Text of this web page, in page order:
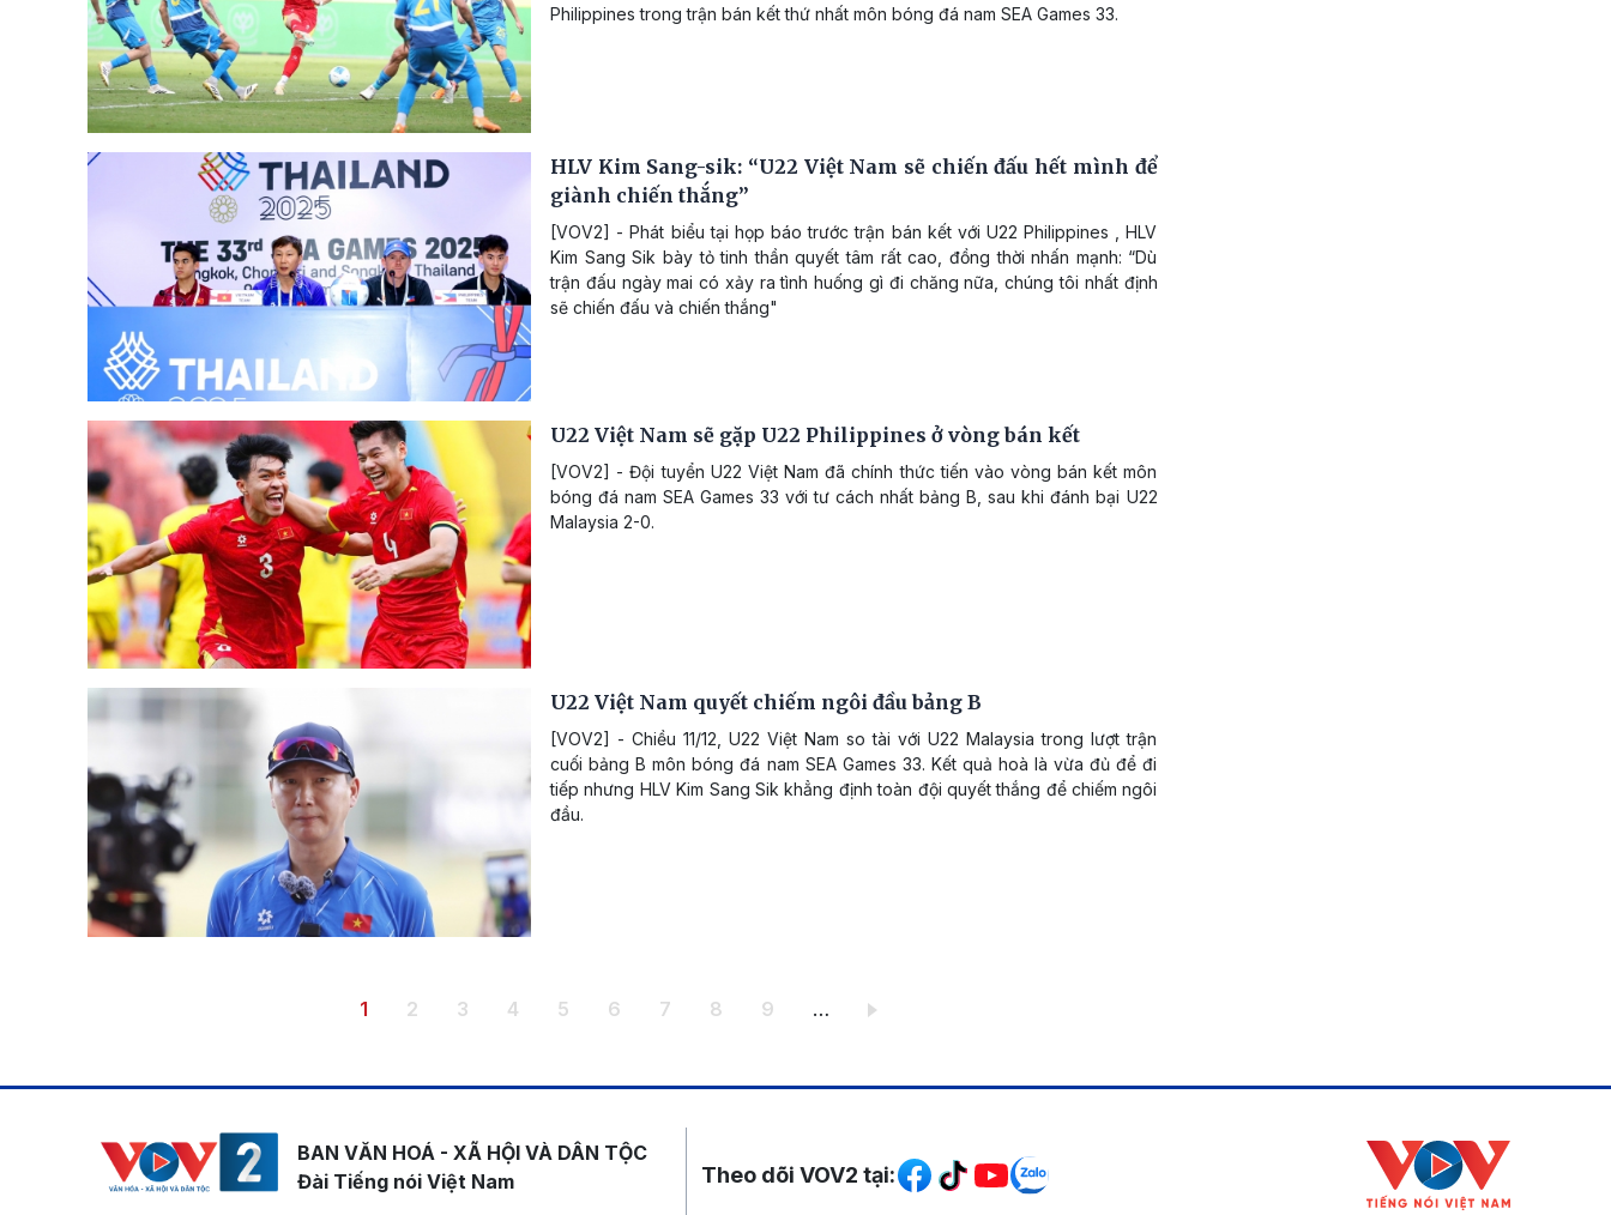
Philippines trong trận bán kết thứ nhất môn bóng đá nam SEA Games 33.
HLV Kim Sang-sik: “U22 Việt Nam sẽ chiến đấu hết mình để
giành chiến thắng”
[VOV2] - Phát biểu tại họp báo trước trận bán kết với U22 Philippines , HLV
Kim Sang Sik bày tỏ tinh thần quyết tâm rất cao, đồng thời nhấn mạnh: “Dù
trận đấu ngày mai có xảy ra tình huống gì đi chăng nữa, chúng tôi nhất định
sẽ chiến đấu và chiến thắng"
U22 Việt Nam sẽ gặp U22 Philippines ở vòng bán kết
[VOV2] - Đội tuyển U22 Việt Nam đã chính thức tiến vào vòng bán kết môn
bóng đá nam SEA Games 33 với tư cách nhất bảng B, sau khi đánh bại U22
Malaysia 2-0.
U22 Việt Nam quyết chiếm ngôi đầu bảng B
[VOV2] - Chiều 11/12, U22 Việt Nam so tài với U22 Malaysia trong lượt trận
cuối bảng B môn bóng đá nam SEA Games 33. Kết quả hoà là vừa đủ để đi
tiếp nhưng HLV Kim Sang Sik khẳng định toàn đội quyết thắng để chiếm ngôi
đầu.
Trang hiện thời
1 Trang
2 Trang
3 Trang
4 Trang
5 Trang
6 Trang
7 Trang
8 Trang
9 …
BAN VĂN HOÁ - XÃ HỘI VÀ DÂN TỘC
Đài Tiếng nói Việt Nam
Mạng xã hội
Theo dõi VOV2 tại: